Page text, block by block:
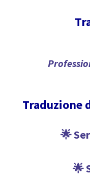
Traduzione
🌟
🌟